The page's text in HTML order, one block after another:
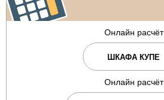
Онлайн расчёт
ШКАФА КУПЕ
Онлайн расчёт